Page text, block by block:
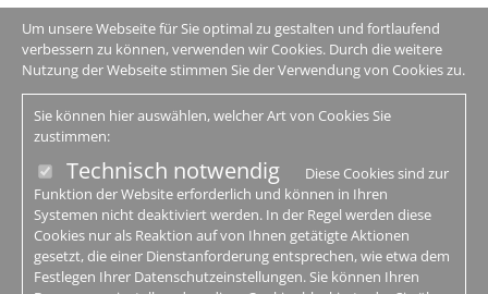
Um unsere Webseite für Sie optimal zu gestalten und fortlaufend
verbessern zu können, verwenden wir Cookies. Durch die weitere
Nutzung der Webseite stimmen Sie der Verwendung von Cookies zu.
Sie können hier auswählen, welcher Art von Cookies Sie
zustimmen:
Technisch notwendig
Diese Cookies sind zur
Funktion der Website erforderlich und können in Ihren
Systemen nicht deaktiviert werden. In der Regel werden diese
Cookies nur als Reaktion auf von Ihnen getätigte Aktionen
gesetzt, die einer Dienstanforderung entsprechen, wie etwa dem
Festlegen Ihrer Datenschutzeinstellungen. Sie können Ihren